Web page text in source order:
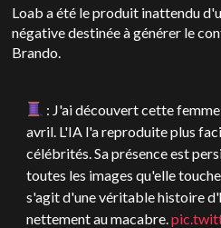
Loab a été le produit inattendu
négative destinée à générer le
Brando.
: J'ai découvert cette
avril. L'IA l'a reproduite plus
célébrités. Sa présence est
toutes les images qu'elle
s'agit d'une véritable histoire
nettement au macabre.